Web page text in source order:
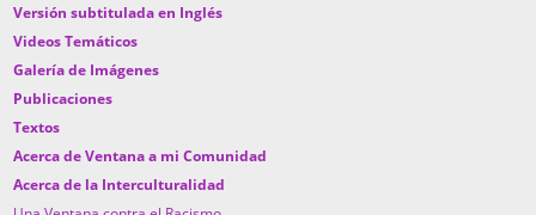
Versión subtitulada en Inglés
Videos Temáticos
Galería de Imágenes
Publicaciones
Textos
Acerca de Ventana a mi Comunidad
Acerca de la Interculturalidad